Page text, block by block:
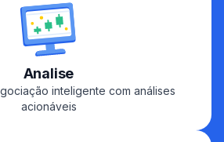
Analise
inteligente com análises
acionáveis